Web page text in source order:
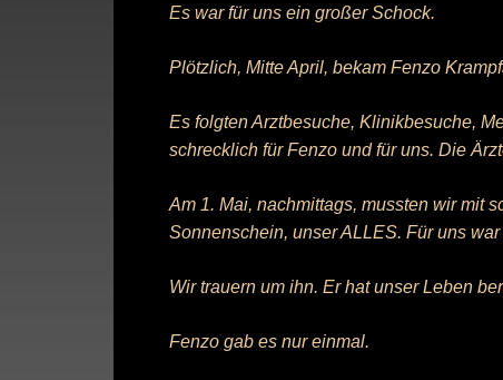
Es war für uns ein großer Schock.
Plötzlich, Mitte April, bekam Fenzo
Es folgten Arztbesuche, Klinikbesuche,
schrecklich für Fenzo und für uns. Die
Am 1. Mai, nachmittags, mussten wir mit
Sonnenschein, unser ALLES. Für uns
Wir trauern um ihn. Er hat unser Leben
Fenzo gab es nur einmal.